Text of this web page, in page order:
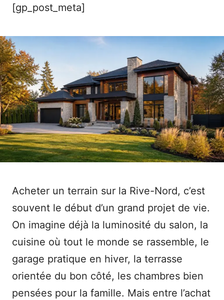
[gp_post_meta]
Acheter un terrain sur la Rive-Nord, c’est
souvent le début d’un grand projet de vie.
On imagine déjà la luminosité du salon, la
cuisine où tout le monde se rassemble, le
garage pratique en hiver, la terrasse
orientée du bon côté, les chambres bien
pensées pour la famille. Mais entre l’achat